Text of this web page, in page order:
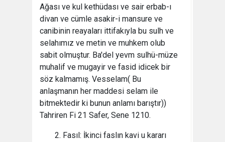
Ağası ve kul kethüdası ve sair erbab-ı
divan ve cümle asakir-i mansure ve
canibinin reayaları ittifakıyla bu sulh ve
selahımız ve metin ve muhkem olub
sabit olmuştur. Ba'del yevm sulhü-müze
muhalif ve mugayir ve fasid idicek bir
söz kalmamış. Vesselam( Bu
anlaşmanın her maddesi selam ile
bitmektedir ki bunun anlamı barıştır))
Tahriren Fi 21 Safer, Sene 1210.
2. Fasıl: İkinci faslın kavi u kararı